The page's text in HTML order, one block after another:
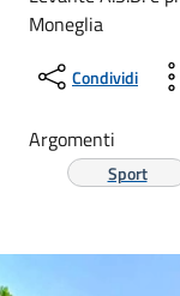
Moneglia
Condividi
Argomenti
Sport